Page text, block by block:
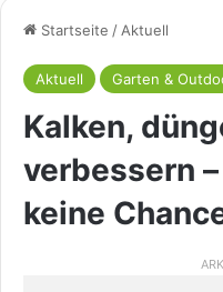
Startseite / Aktuell
Aktuell Garten &
Kalken,
verbessern
keine